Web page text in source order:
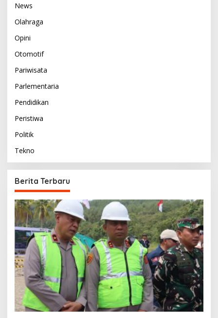
News
Olahraga
Opini
Otomotif
Pariwisata
Parlementaria
Pendidikan
Peristiwa
Politik
Tekno
Berita Terbaru